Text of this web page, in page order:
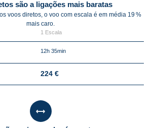
são a ligações mais baratas
voos diretos, o voo com escala é em média 19 %
mais caro.
1 Escala
12h 35min
224 €